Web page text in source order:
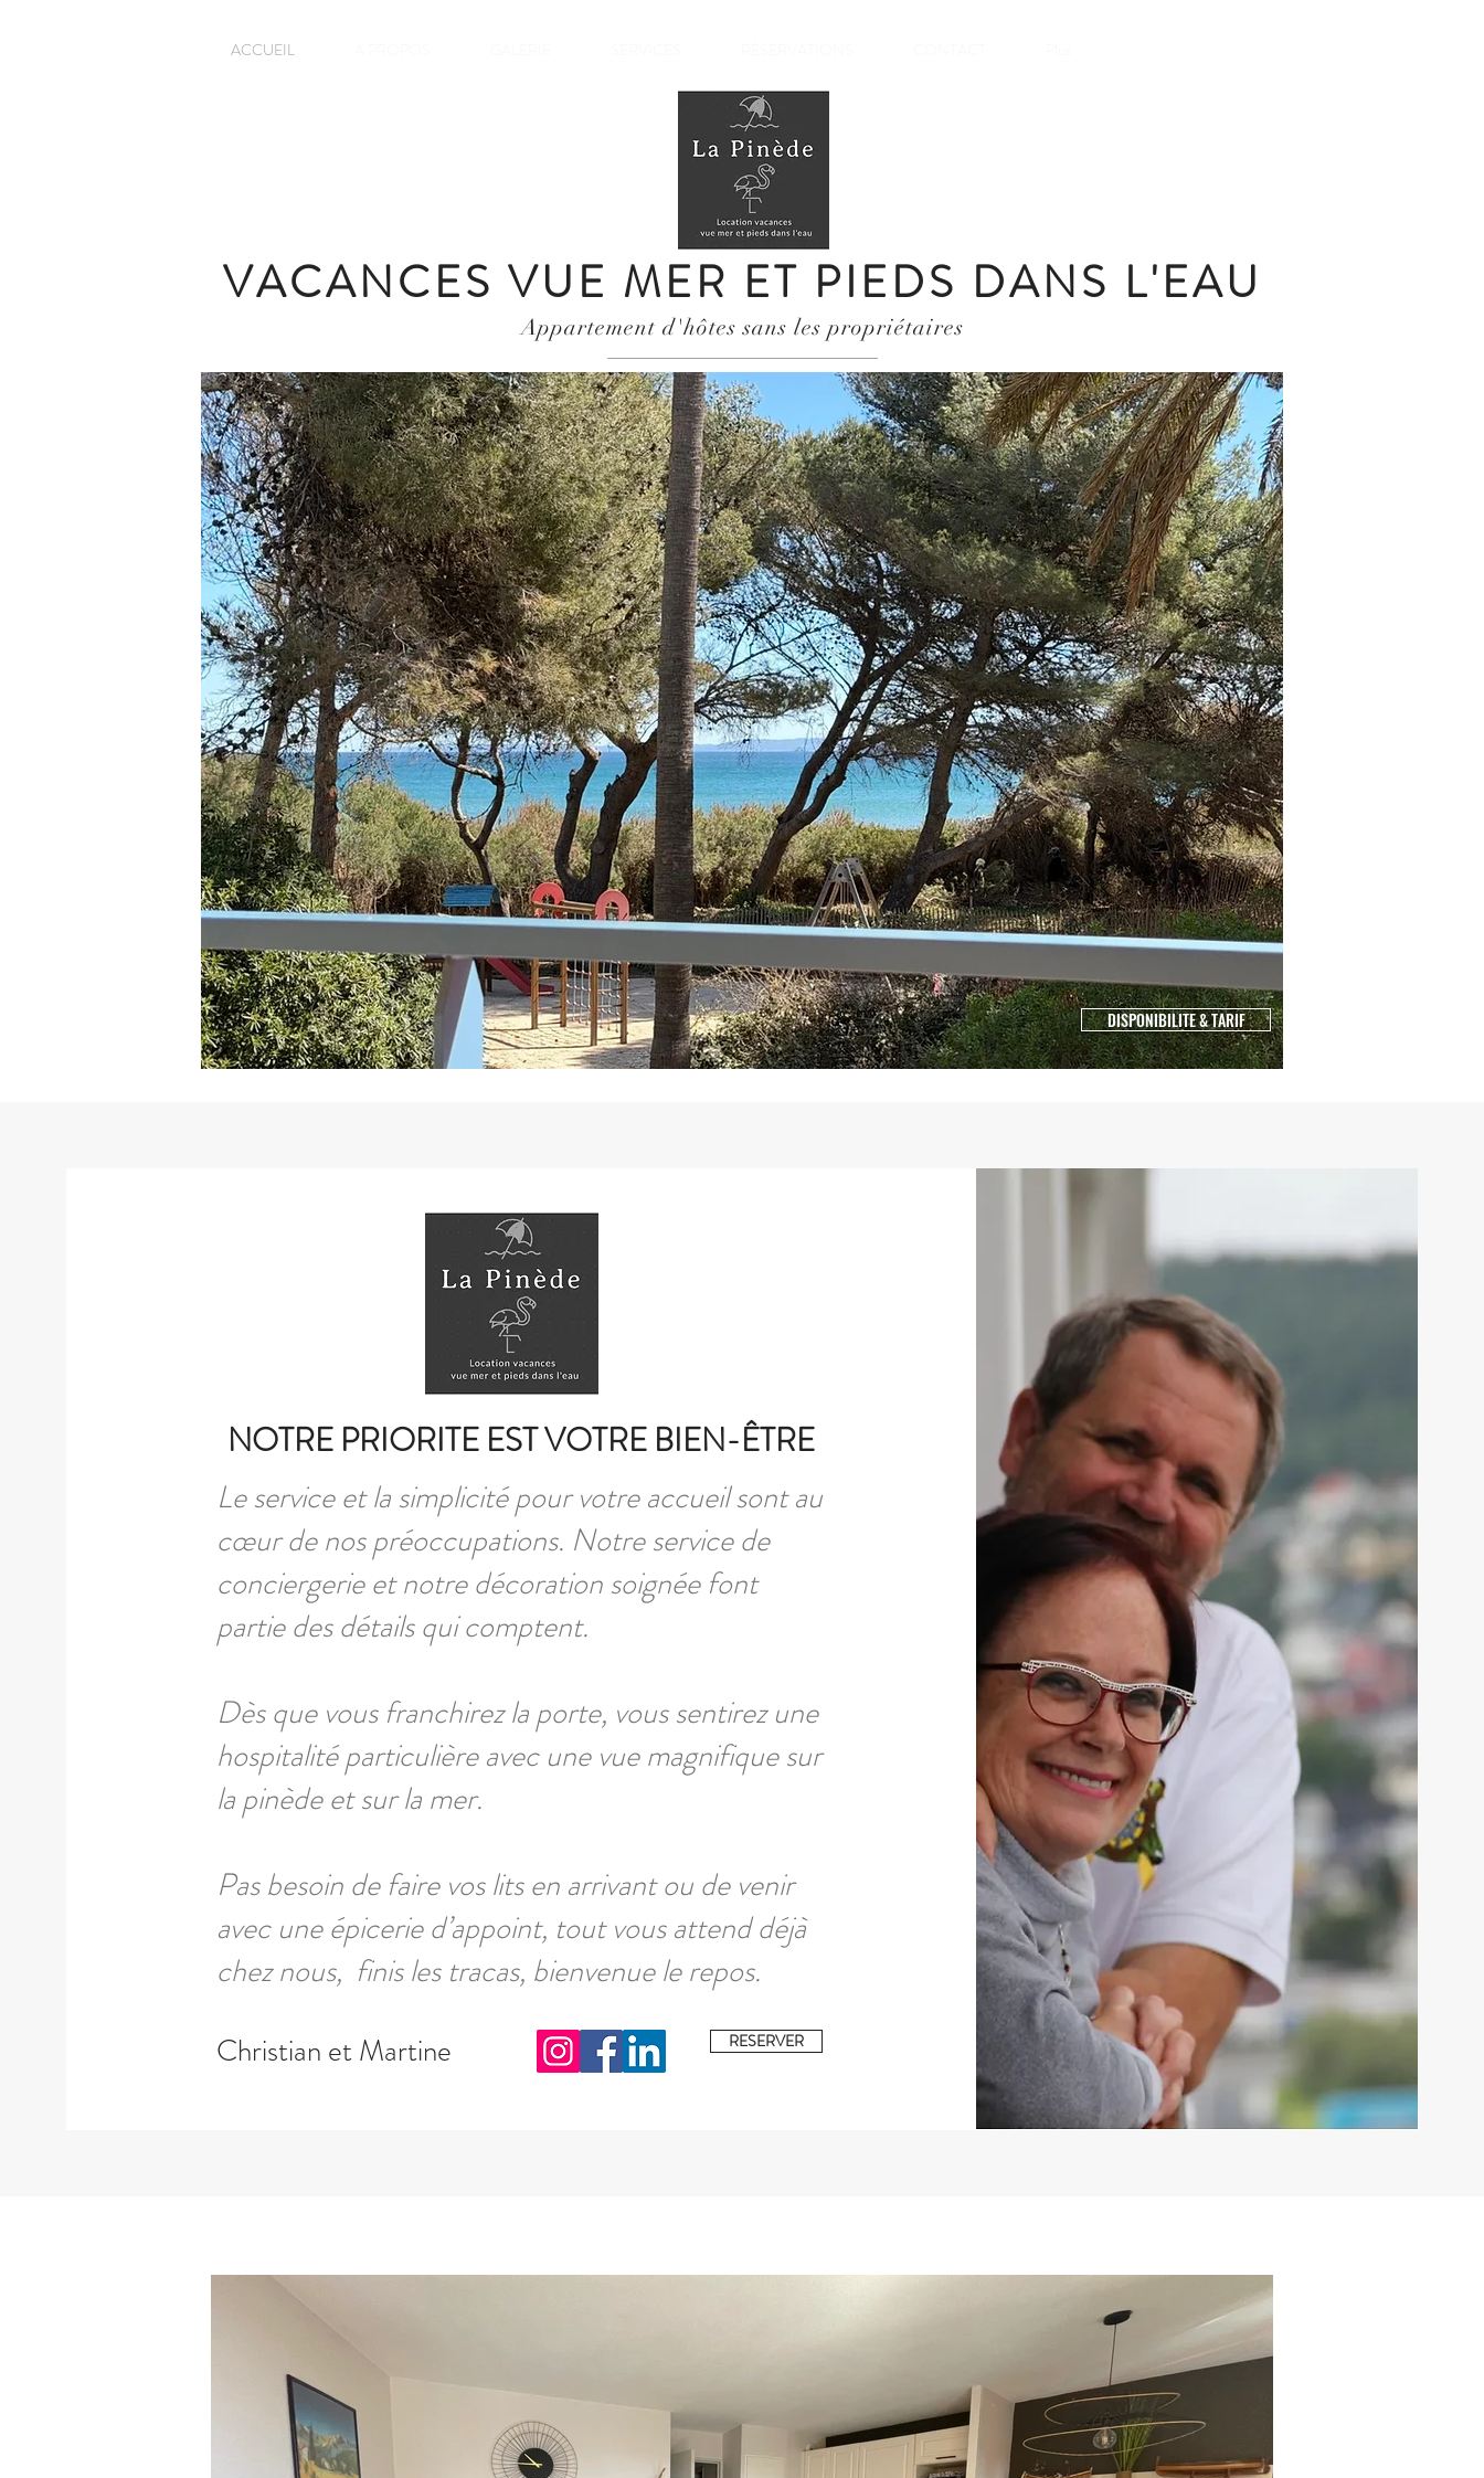
ACCUEIL
VACANCES VUE MER ET PIEDS DANS L'EAU
Appartement d'hôtes sans les propriétaires
DISPONIBILITE & TARIF
NOTRE PRIORITE EST VOTRE BIEN-ÊTRE
Le service et la simplicité pour votre accueil sont au
cœur de nos préoccupations. Notre service de
conciergerie et notre décoration soignée font
partie des détails qui comptent.
Dès que vous franchirez la porte, vous sentirez une
hospitalité particulière avec une vue magnifique sur
la pinède et sur la mer.
Pas besoin de faire vos lits en arrivant ou de venir
avec une épicerie d’appoint, tout vous attend déjà
chez nous, finis les tracas, bienvenue le repos.
Christian et Martine RESERVER